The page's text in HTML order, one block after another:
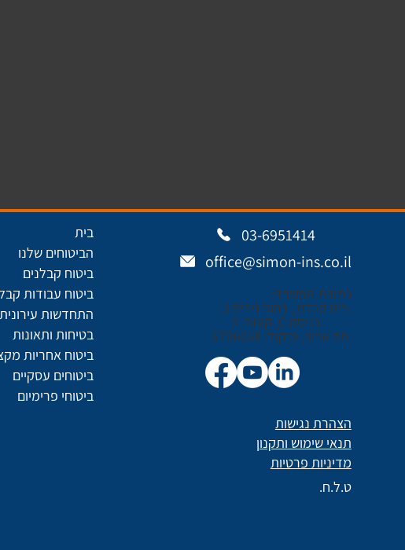
כתובת המשרד:
בית קנדה , רחוב נירים 3
כניסה C, קומה 3
תל אביב, מיקוד: 6706038
03-6951414
office@simon-ins.co.il
הצהרת נגישות
תנאי שימוש ותקנון
מדיניות פרטיות
ט.ל.ח.
בית
הביטוחים שלנו
ביטוח קבלנים
ביטוח עבודות
התחדשות עירונית
בטיחות ותאונות
ביטוח אחריות
ביטוחים עסקיים
ביטוחי פרימיום